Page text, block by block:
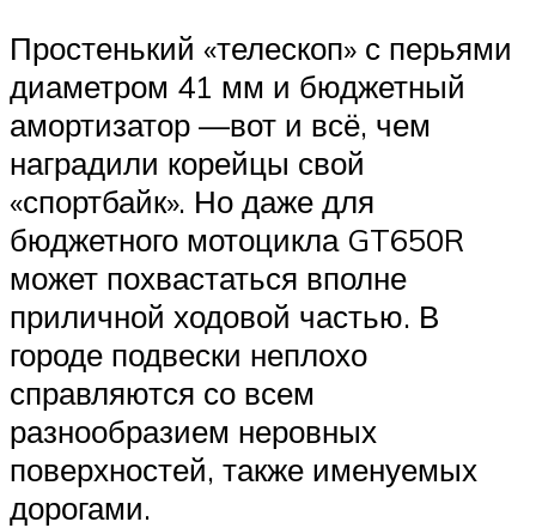
Простенький «телескоп» с перьями
диаметром 41 мм и бюджетный
амортизатор —вот и всё, чем
наградили корейцы свой
«спортбайк». Но даже для
бюджетного мотоцикла GT650R
может похвастаться вполне
приличной ходовой частью. В
городе подвески неплохо
справляются со всем
разнообразием неровных
поверхностей, также именуемых
дорогами.